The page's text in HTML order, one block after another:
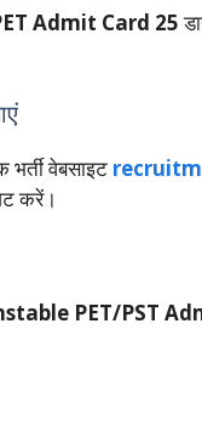
Admit Card 25
वेबसाइट
करें।
PET/PST